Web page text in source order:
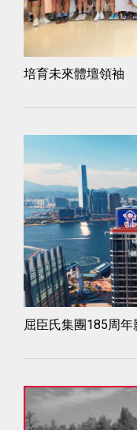
培育未來體壇領袖
屈臣氏集團185周